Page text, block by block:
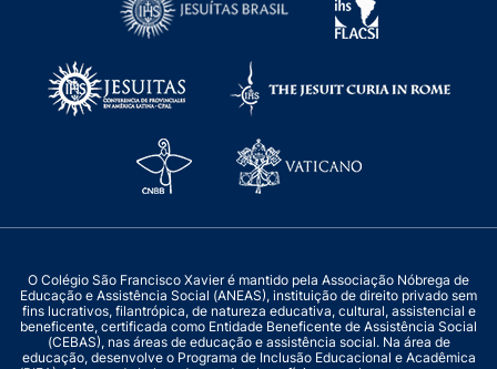
O Colégio São Francisco Xavier é mantido pela Associação Nóbrega de
Educação e Assistência Social (ANEAS), instituição de direito privado sem
fins lucrativos, filantrópica, de natureza educativa, cultural, assistencial e
beneficente, certificada como Entidade Beneficente de Assistência Social
(CEBAS), nas áreas de educação e assistência social. Na área de
educação, desenvolve o Programa de Inclusão Educacional e Acadêmica